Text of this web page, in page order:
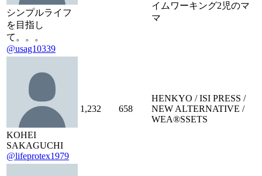
シンプルライフ
を目指し
て。。。
@usag10339
イムワーキング2児のマ
マ
KOHEI
SAKAGUCHI
@lifeprotex1979
1,232 658
HENKYO / ISI PRESS /
NEW ALTERNATIVE /
WEA®︎SSETS